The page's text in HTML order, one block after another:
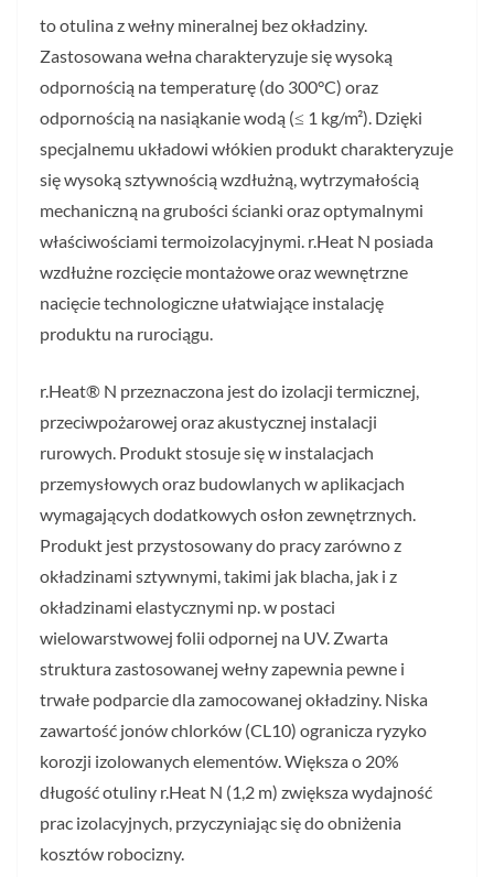
to otulina z wełny mineralnej bez okładziny.
Zastosowana wełna charakteryzuje się wysoką
odpornością na temperaturę (do 300°C) oraz
odpornością na nasiąkanie wodą (≤ 1 kg/m²). Dzięki
specjalnemu układowi włókien produkt charakteryzuje
się wysoką sztywnością wzdłużną, wytrzymałością
mechaniczną na grubości ścianki oraz optymalnymi
właściwościami termoizolacyjnymi. r.Heat N posiada
wzdłużne rozcięcie montażowe oraz wewnętrzne
nacięcie technologiczne ułatwiające instalację
produktu na rurociągu.
r.Heat® N przeznaczona jest do izolacji termicznej,
przeciwpożarowej oraz akustycznej instalacji
rurowych. Produkt stosuje się w instalacjach
przemysłowych oraz budowlanych w aplikacjach
wymagających dodatkowych osłon zewnętrznych.
Produkt jest przystosowany do pracy zarówno z
okładzinami sztywnymi, takimi jak blacha, jak i z
okładzinami elastycznymi np. w postaci
wielowarstwowej folii odpornej na UV. Zwarta
struktura zastosowanej wełny zapewnia pewne i
trwałe podparcie dla zamocowanej okładziny. Niska
zawartość jonów chlorków (CL10) ogranicza ryzyko
korozji izolowanych elementów. Większa o 20%
długość otuliny r.Heat N (1,2 m) zwiększa wydajność
prac izolacyjnych, przyczyniając się do obniżenia
kosztów robocizny.